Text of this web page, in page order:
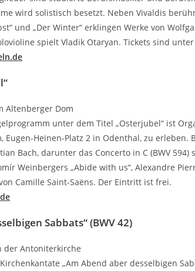
wird solistisch besetzt. Neben Vivaldis
und „Der Winter“ erklingen Werke von
spielt Vladik Otaryan. Tickets sind
Altenberger Dom
unter dem Titel „Osterjubel“ ist
Eugen-Heinen-Platz 2 in Odenthal, zu
Bach, darunter das Concerto in C (BWV
Weinbergers „Abide with us“, Alexandre
Camille Saint-Saëns. Der Eintritt ist frei.
Sabbats“ (BWV 42)
der Antoniterkirche
„Am Abend aber desselbigen